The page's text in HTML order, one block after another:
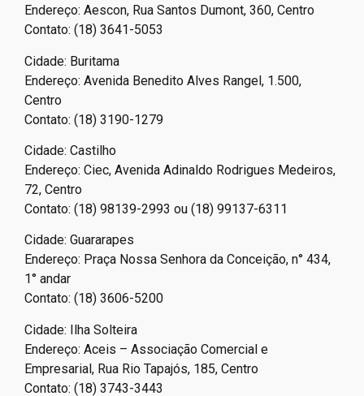
Endereço: Aescon, Rua Santos Dumont, 360, Centro
Contato: (18) 3641-5053
Cidade: Buritama
Endereço: Avenida Benedito Alves Rangel, 1.500,
Centro
Contato: (18) 3190-1279
Cidade: Castilho
Endereço: Ciec, Avenida Adinaldo Rodrigues Medeiros,
72, Centro
Contato: (18) 98139-2993 ou (18) 99137-6311
Cidade: Guararapes
Endereço: Praça Nossa Senhora da Conceição, n° 434,
1° andar
Contato: (18) 3606-5200
Cidade: Ilha Solteira
Endereço: Aceis – Associação Comercial e
Empresarial, Rua Rio Tapajós, 185, Centro
Contato: (18) 3743-3443